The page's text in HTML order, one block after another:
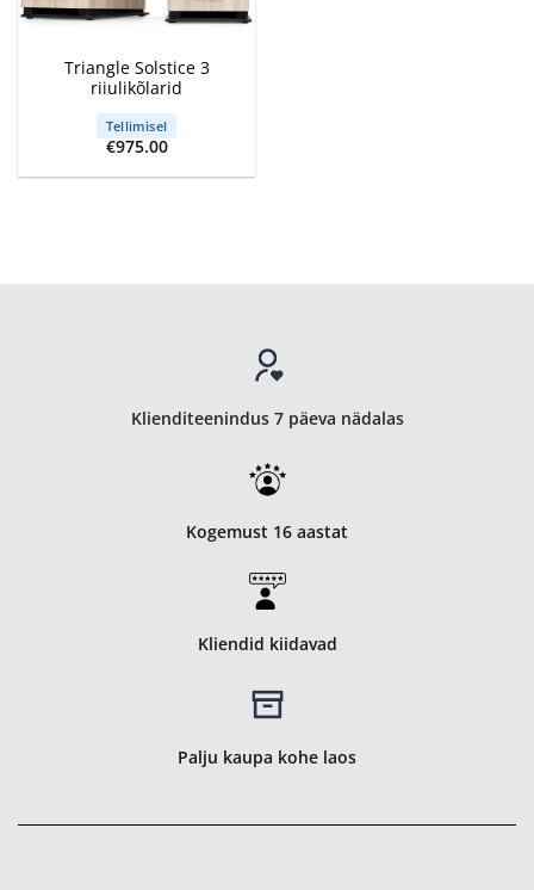
Triangle Solstice 3
riiulikõlarid
Tellimisel
€975.00
Klienditeenindus 7 päeva nädalas
Kogemust 16 aastat
Kliendid kiidavad
Palju kaupa kohe laos